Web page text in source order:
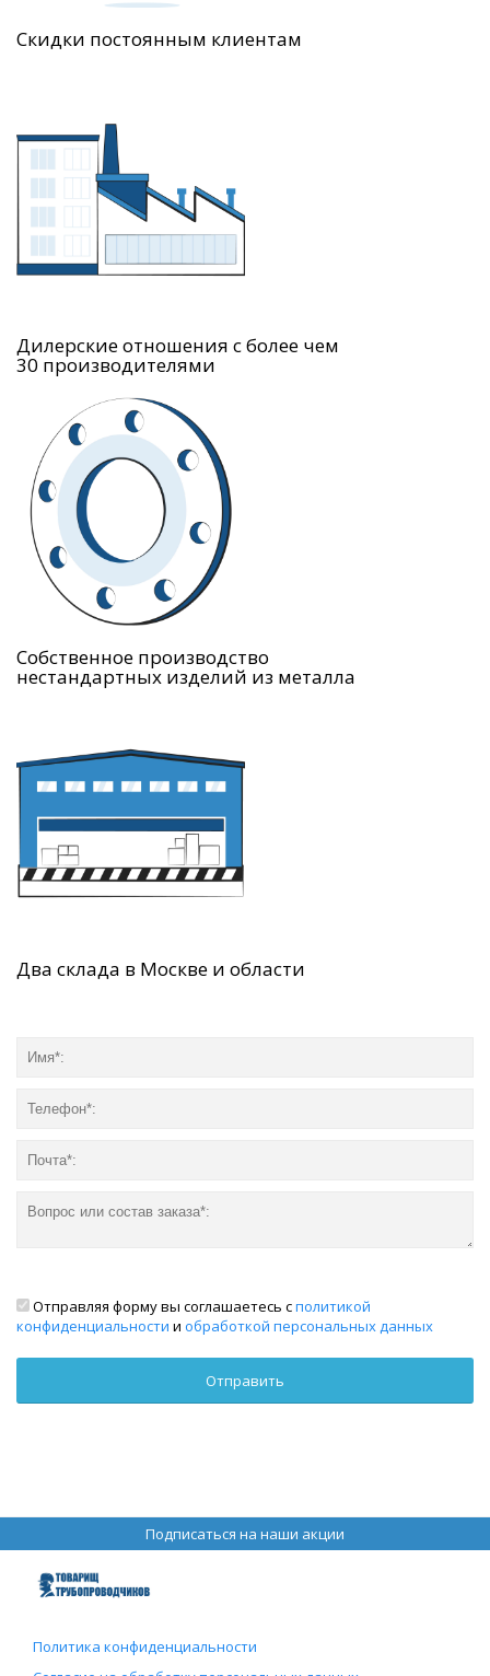
Скидки постоянным клиентам
Дилерские отношения с более чем
30 производителями
Собственное производство
нестандартных изделий из металла
Два склада в Москве и области
Отправляя форму вы соглашаетесь сполитикой
конфиденциальности и обработкой персональных данных
Подписаться на наши акции
Политика конфиденциальности